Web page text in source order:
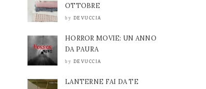
OTTOBRE
by DEVUCCIA
HORROR MOVIE: UN ANNO
DA PAURA
by DEVUCCIA
LANTERNE FAI DA TE